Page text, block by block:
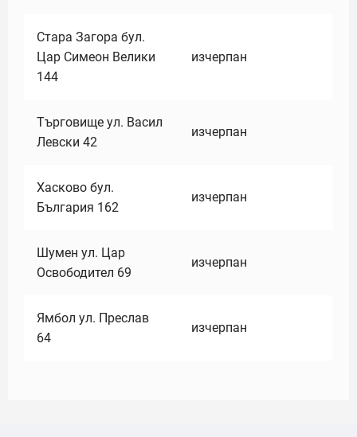
Стара Загора бул.
Цар Симеон Велики
144
изчерпан
Търговище ул. Васил
Левски 42
изчерпан
Хасково бул.
България 162
изчерпан
Шумен ул. Цар
Освободител 69
изчерпан
Ямбол ул. Преслав
64
изчерпан